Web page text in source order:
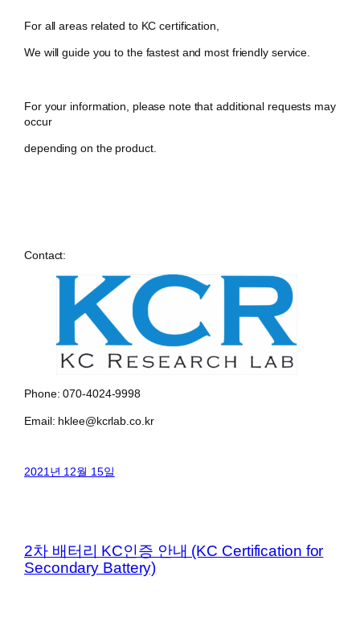
For all areas related to KC certification,
We will guide you to the fastest and most friendly service.
For your information, please note that additional requests may
occur
depending on the product.
Contact:
Phone: 070-4024-9998
Email: hklee@kcrlab.co.kr
2021년 12월 15일
2차 배터리 KC인증 안내 (KC Certification for
Secondary Battery)